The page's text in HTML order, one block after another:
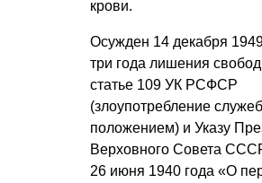
крови.
Осужден 14 декабря
три года лишения
статье 109 УК РСФСР
(злоупотребление
положением) и Указу
Верховного Совета
26 июня 1940 года «О